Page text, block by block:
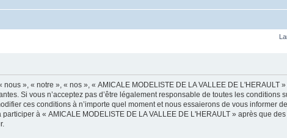
», « notre », « nos », « AMICALE MODELISTE DE LA VALLEE DE L'HERAULT »
Si vous n’acceptez pas d’être légalement responsable de toutes les conditions
ces conditions à n’importe quel moment et nous essaierons de vous informer
à « AMICALE MODELISTE DE LA VALLEE DE L'HERAULT » après que